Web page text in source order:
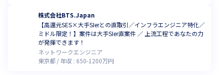
株式会社BTS.Japan
【高還元SES×大手SIerとの直取引／インフラエンジニア特化／
ミドル限定！】案件は大手SIer直案件 ／ 上流工程であなたの力
が発揮できます！
ネットワークエンジニア
東京都
年収 : 650-1200万円